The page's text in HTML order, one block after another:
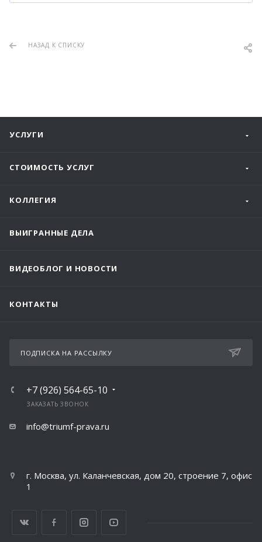
НАЗАД К СПИСКУ
УСЛУГИ
СТОИМОСТЬ УСЛУГ
КОЛЛЕГИЯ
ВЫИГРАННЫЕ ДЕЛА
ВИДЕОБЛОГ И НОВОСТИ
КОНТАКТЫ
ПОДПИСКА НА РАССЫЛКУ
+7 (926) 564-65-10
ЗАКАЗАТЬ ЗВОНОК
info@triumf-prava.ru
г. Москва, ул. Каланчевская, дом 20, строение 7, офис
1